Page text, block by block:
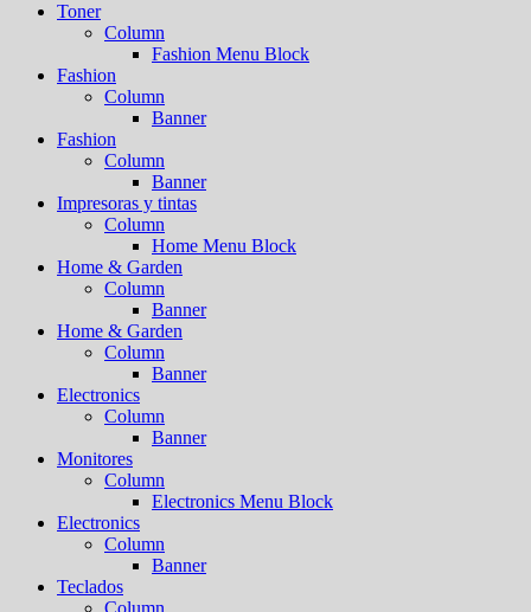
Toner
Column
Fashion Menu Block
Fashion
Column
Banner
Fashion
Column
Banner
Impresoras y tintas
Column
Home Menu Block
Home & Garden
Column
Banner
Home & Garden
Column
Banner
Electronics
Column
Banner
Monitores
Column
Electronics Menu Block
Electronics
Column
Banner
Teclados
Column